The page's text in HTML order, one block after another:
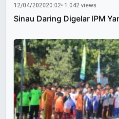
12/04/202020:02• 1.042 views
Sinau Daring Digelar IPM